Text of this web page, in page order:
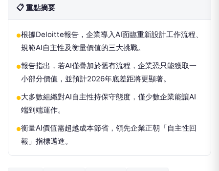
📋 重點摘要
●根據Deloitte報告，企業導入AI面臨重新設計工作流程、
規範AI自主性及衡量價值的三大挑戰。
●報告指出，若AI僅疊加於舊有流程，企業恐只能獲取一
小部分價值，並預計2026年底差距將更顯著。
●大多數組織對AI自主性持保守態度，僅少數企業能讓AI
端到端運作。
●衡量AI價值需超越成本節省，領先企業正朝「自主性回
報」指標邁進。